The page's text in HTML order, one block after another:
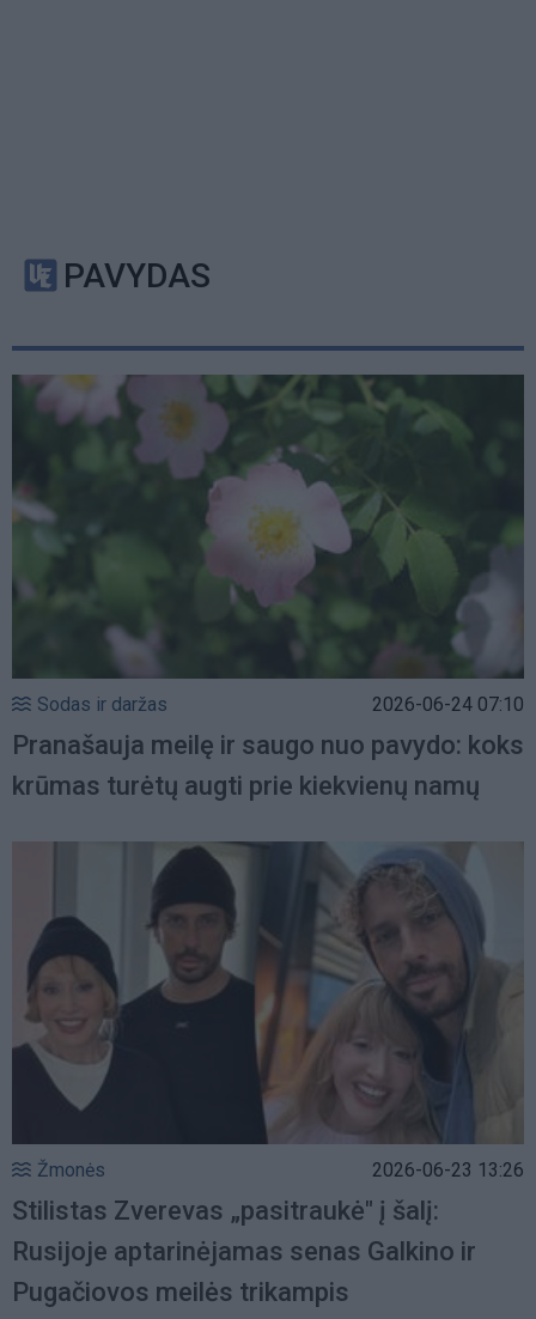
PAVYDAS
Sodas ir daržas 2026-06-24 07:10
Pranašauja meilę ir saugo nuo pavydo: koks
krūmas turėtų augti prie kiekvienų namų
Žmonės 2026-06-23 13:26
Stilistas Zverevas „pasitraukė" į šalį:
Rusijoje aptarinėjamas senas Galkino ir
Pugačiovos meilės trikampis